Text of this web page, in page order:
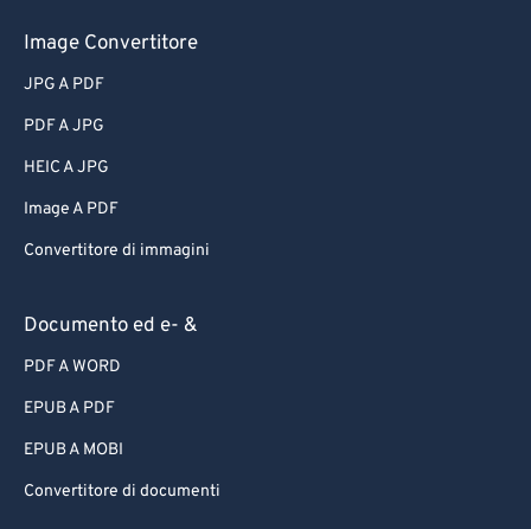
Image Convertitore
JPG A PDF
PDF A JPG
HEIC A JPG
Image A PDF
Convertitore di immagini
Documento ed e- &
PDF A WORD
EPUB A PDF
EPUB A MOBI
Convertitore di documenti